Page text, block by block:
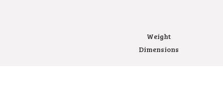
Weight
Dimensions